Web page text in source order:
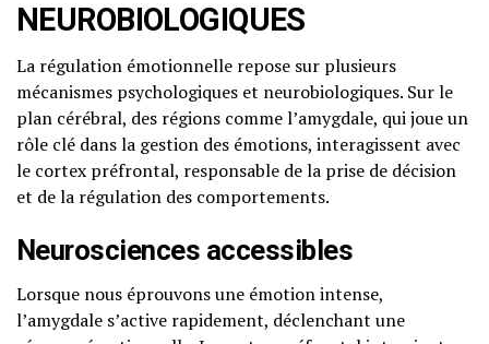
NEUROBIOLOGIQUES
La régulation émotionnelle repose sur plusieurs
mécanismes psychologiques et neurobiologiques. Sur le
plan cérébral, des régions comme l’amygdale, qui joue un
rôle clé dans la gestion des émotions, interagissent avec
le cortex préfrontal, responsable de la prise de décision
et de la régulation des comportements.
Neurosciences accessibles
Lorsque nous éprouvons une émotion intense,
l’amygdale s’active rapidement, déclenchant une